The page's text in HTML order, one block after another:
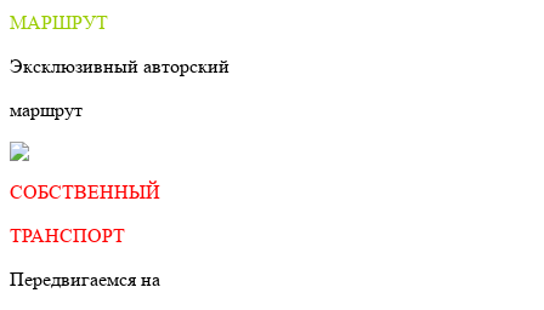
МАРШРУТ
Эксклюзивный авторский
маршрут
СОБСТВЕННЫЙ
ТРАНСПОРТ
Передвигаемся на